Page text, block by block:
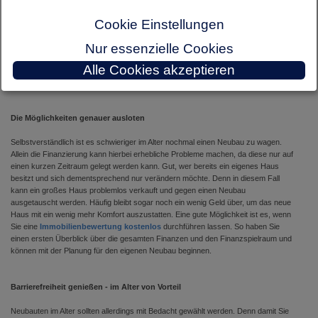
Unfälle passieren in den eigenen vier Wänden. Daher kann es mehr als sinnvoll
sein, bereits jetzt über eine Veränderung nachzudenken. Zwar lässt sich ein Haus
auch in Teilen barrierefrei nachrüsten, aber auch diese Arbeiten sind mit großem
weiterhin bestehen bleibt. Daher kann es durchaus sinnvoll sein, über einen
Neubau nachzudenken.
Die Möglichkeiten genauer ausloten
Selbstverständlich ist es schwieriger im Alter nochmal einen Neubau zu wagen.
Allein die Finanzierung kann hierbei erhebliche Probleme machen, da diese nur auf
einen kurzen Zeitraum gelegt werden kann. Gut, wer bereits ein eigenes Haus
besitzt und sich dementsprechend nur verändern möchte. Denn in diesem Fall
kann ein großes Haus problemlos verkauft und gegen einen Neubau
ausgetauscht werden. Häufig bleibt sogar noch ein wenig Geld über, um das neue
Haus mit ein wenig mehr Komfort auszustatten. Eine gute Möglichkeit ist es, wenn
Sie eine Immobilienbewertung kostenlos durchführen lassen. So haben Sie
einen ersten Überblick über die gesamten Finanzen und den Finanzspielraum und
können mit der Planung für den eigenen Neubau beginnen.
Barrierefreiheit genießen - im Alter von Vorteil
Neubauten im Alter sollten allerdings mit Bedacht gewählt werden. Denn damit Sie
Cookie Einstellungen
Nur essenzielle Cookies
Alle Cookies akzeptieren